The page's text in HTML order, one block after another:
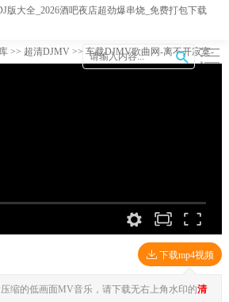
>> 超清DJMV>> 车载DJMV歌曲网-离不开寂寞-
下载mp4视频
缩的低画面MV音乐，请下载无右上角水印的清